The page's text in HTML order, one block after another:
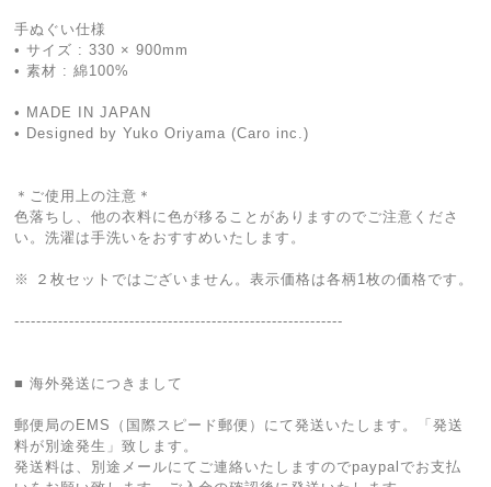
手ぬぐい仕様
• サイズ : 330 × 900mm
• 素材 : 綿100%
• MADE IN JAPAN
• Designed by Yuko Oriyama (Caro inc.)
＊ご使用上の注意＊
色落ちし、他の衣料に色が移ることがありますのでご注意くださ
い。洗濯は手洗いをおすすめいたします。
※ ２枚セットではございません。表示価格は各柄1枚の価格です。
------------------------------------------------------------
■ 海外発送につきまして
郵便局のEMS（国際スピード郵便）にて発送いたします。「発送
料が別途発生」致します。
発送料は、別途メールにてご連絡いたしますのでpaypalでお支払